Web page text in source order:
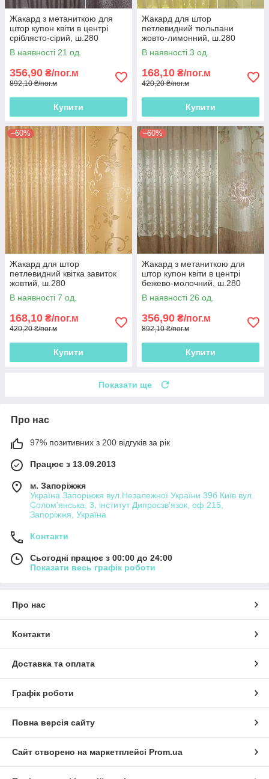
Жакард з метаниткою для
штор купон квіти в центрі
сріблясто-сірий, ш.280
В наявності 21 од.
356,90 ₴/пог.м
892,10 ₴/пог.м
Купити
Жакард для штор
петлевидний тюльпани
жовто-лимонний, ш.280
В наявності 3 од.
168,10 ₴/пог.м
420,20 ₴/пог.м
Купити
–60%
Жакард для штор
петлевидний квітка завиток
жовтий, ш.280
В наявності 7 од.
168,10 ₴/пог.м
420,20 ₴/пог.м
Купити
–60%
Жакард з метаниткою для
штор купон квіти в центрі
бежево-молочний, ш.280
В наявності 26 од.
356,90 ₴/пог.м
892,10 ₴/пог.м
Купити
Показати ще
Про нас
97% позитивних з 200 відгуків за рік
Працює з 13.09.2013
м. Запоріжжя
Україна Запоріжжя вул.Незалежної України 39б Київ вул.
Солом'янська, 3, інститут Дипросзв'язок, оф 215,
Запоріжжя, Україна
Контакти
Сьогодні працює з 00:00 до 24:00
Показати весь графік роботи
Про нас
Контакти
Доставка та оплата
Графік роботи
Повна версія сайту
Сайт створено на маркетплейсі Prom.ua